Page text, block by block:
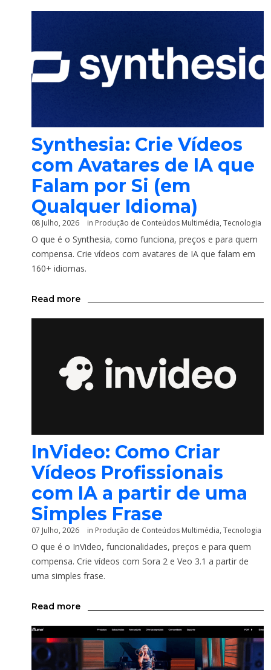
Synthesia: Crie Vídeos
com Avatares de IA que
Falam por Si (em
Qualquer Idioma)
08 Julho, 2026 in Produção de Conteúdos Multimédia, Tecnologia
O que é o Synthesia, como funciona, preços e para quem
compensa. Crie vídeos com avatares de IA que falam em
160+ idiomas.
Read more
InVideo: Como Criar
Vídeos Profissionais
com IA a partir de uma
Simples Frase
07 Julho, 2026 in Produção de Conteúdos Multimédia, Tecnologia
O que é o InVideo, funcionalidades, preços e para quem
compensa. Crie vídeos com Sora 2 e Veo 3.1 a partir de
uma simples frase.
Read more